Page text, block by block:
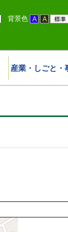
背景色
産業・しごと・